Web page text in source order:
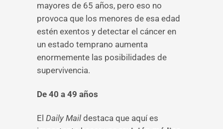
mayores de 65 años, pero eso no
provoca que los menores de esa edad
estén exentos y detectar el cáncer en
un estado temprano aumenta
enormemente las posibilidades de
supervivencia.
De 40 a 49 años
El Daily Mail destaca que aquí es